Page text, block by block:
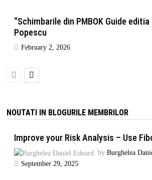
“Schimbarile din PMBOK Guide
Popescu
February 2, 2026
NOUTATI IN BLOGURILE MEMBRILOR
Improve your Risk Analysis – Use
by Burghelea
September 29, 2025